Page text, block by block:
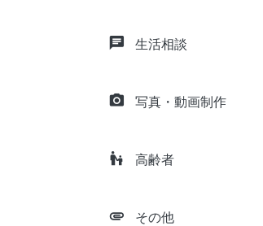
chat 生活相談
camera_alt 写真・動画制作
escalator_warning 高齢者
attachment その他